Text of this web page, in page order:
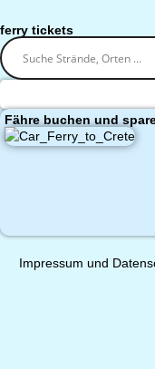
ferry tickets
Fähre buchen und
Impressum und